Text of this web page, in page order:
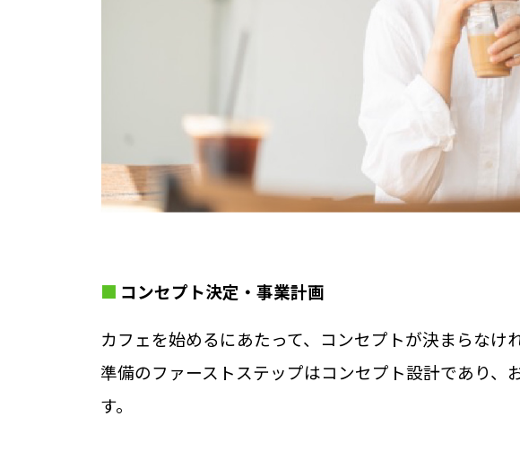
コンセプト決定・事業計画
カフェを始めるにあたって、コンセプトが決まらなけ
準備のファーストステップはコンセプト設計であり、
す。